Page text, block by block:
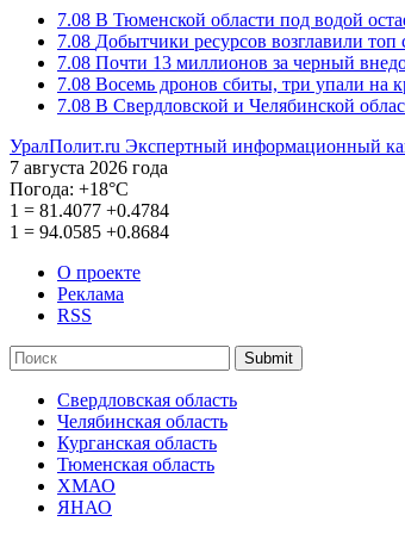
7.08 В Тюменской области под водой
7.08 Добытчики ресурсов возглавили
7.08 Почти 13 миллионов за черный
7.08 Восемь дронов сбиты, три упали на
7.08 В Свердловской и Челябинской
УралПолит.ru Экспертный информационный
7 августа 2026 года
Погода: +18°С
1 = 81.4077 +0.4784
1 = 94.0585 +0.8684
О проекте
Реклама
RSS
Submit
Свердловская область
Челябинская область
Курганская область
Тюменская область
ХМАО
ЯНАО